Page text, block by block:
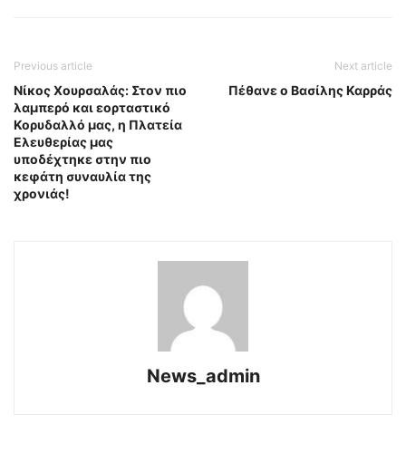
Previous article
Νίκος Χουρσαλάς: Στον πιο
λαμπερό και εορταστικό
Κορυδαλλό μας, η Πλατεία
Ελευθερίας μας
υποδέχτηκε στην πιο
κεφάτη συναυλία της
χρονιάς!
Next article
Πέθανε ο Βασίλης Καρράς
News_admin